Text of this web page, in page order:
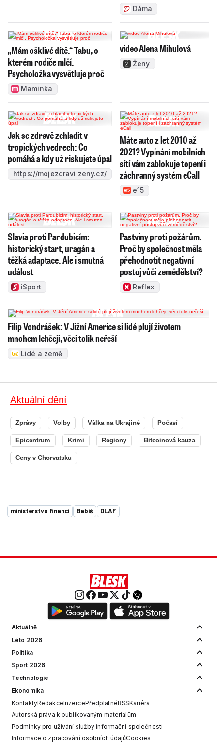
Dáma
„Mám ošklivé dítě.“ Tabu, o
kterém rodiče mlčí.
Psycholožka vysvětluje proč
Maminka
video Alena Mihulová
Ženy
Jak se zdravě zchladit v
tropických vedrech: Co
pomáhá a kdy už riskujete úpal
https://mojezdravi.zeny.cz/
Máte auto z let 2010 až
2021? Vypínání mobilních
sítí vám zablokuje topení i
záchranný systém eCall
e15
Slavia proti Pardubicím:
historický start, uragán a
těžká adaptace. Ale i smutná
událost
iSport
Pastviny proti požárům.
Proč by společnost měla
přehodnotit negativní
postoj vůči zemědělství?
Reflex
Filip Vondrášek: V Jižní Americe si lidé plují životem
mnohem lehčeji, věci tolik neřeší
Lidé a země
Aktuální dění
Zprávy Volby Válka na Ukrajině Počasí
Epicentrum Krimi Regiony Bitcoinová kauza
Ceny v Chorvatsku
ministerstvo financí Babiš OLAF
Aktuálně
Léto 2026
Politika
Sport 2026
Technologie
Ekonomika
KontaktyRedakceInzercePředplatnéRSSKariéra
Autorská práva k publikovaným materiálům
Podmínky pro užívání služby informační společnosti
Informace o zpracování osobních údajůCookies